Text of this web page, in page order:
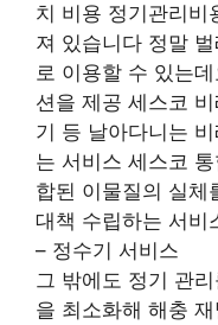
치 비용 정기관리비
져 있습니다 정말
로 이용할 수 있는
션을 제공 세스코
기 등 날아다니는
는 서비스 세스코
합된 이물질의 실체
대책 수립하는 서비
– 정수기 서비스
그 밖에도 정기 관
을 최소화해 해충